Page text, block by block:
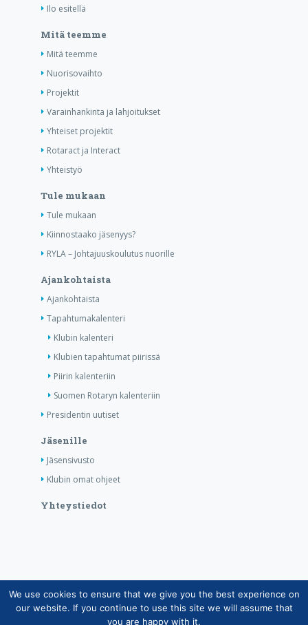
Ilo esitellä
Mitä teemme
Mitä teemme
Nuorisovaihto
Projektit
Varainhankinta ja lahjoitukset
Yhteiset projektit
Rotaract ja Interact
Yhteistyö
Tule mukaan
Tule mukaan
Kiinnostaako jäsenyys?
RYLA – Johtajuuskoulutus nuorille
Ajankohtaista
Ajankohtaista
Tapahtumakalenteri
Klubin kalenteri
Klubien tapahtumat piirissä
Piirin kalenteriin
Suomen Rotaryn kalenteriin
Presidentin uutiset
Jäsenille
Jäsensivusto
Klubin omat ohjeet
Yhteystiedot
Copyright © Suomen Rotarypalvelu ry 2026 |
Jäsentietojärjestelmän tietosuojaseloste|Henkilötietojen
We use cookies to ensure that we give you the best experience on
our website. If you continue to use this site we will assume that
you are happy with it.